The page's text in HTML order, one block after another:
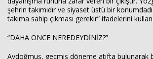
şehrin takımıdır ve siyaset üstü bir
takıma sahip çıkması gerekir” ifadelerini
“DAHA ÖNCE NEREDEYDİNİZ?”
Aydoğmuş, geçmiş döneme atıfta bulunarak